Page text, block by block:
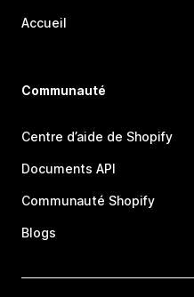
Accueil
Communauté
Centre d’aide de Shopify
Documents API
Communauté Shopify
Blogs